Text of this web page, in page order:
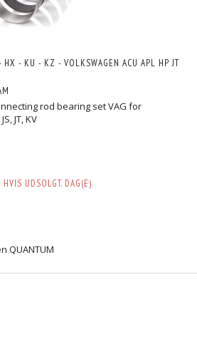
HX - KU - KZ - VOLKSWAGEN ACU APL HP JT
rod bearing set VAG for
JT, KV
UDSOLGT. DAG(E)
QUANTUM